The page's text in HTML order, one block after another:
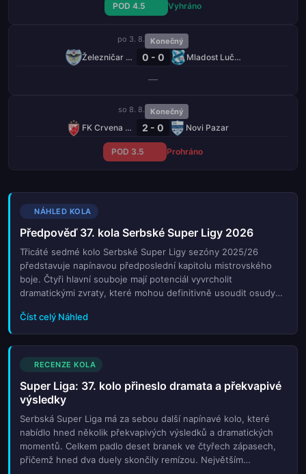
POD 4.5 Vyhráno
po 3. 8. Konečný
Železničar Pančevo 0 - 0 Mladost Lučani
—
so 8. 8. Konečný
FK Crvena Zvezda 2 - 0 Novi Pazar
POD 3.5 Prohráno
NÁHLED KOLA
Předpověď 37. kola Serbské Super Ligy 2026
Třicáté sedmé kolo Serbské Super Ligy sezóny 2025/26
představuje napínavou předposlední kapitolu mistrovského
boje. Čtyři hlavní souboje mají potenciál vyvrcholit
dramatickými zvraty, které mohou definitivně usoudit osudy
soutěži. Náš podrobný rozbor se zaměřuje na aktuální formu
celků, klíčové statistiky a taktické nuance každého střetu.
Zvláštní pozornost věnujeme duelům, kde hraje roli každý bod
pro konečnou klasifikaci. Čtenáře provedeme očekávanými
sestavami a analyzujeme silné i slabé stránky hlavních
protagonistů tohoto kola. Tento přehled slouží jako nezbytný
průvodce pro fanoušky, kteří chtějí být předem informováni o
tom, co může přinést závěrečná fáze serbského šampionátu
před finálním rozhodnutím v posledním kole.
Číst celý Náhled
RECENZE KOLA
Super Liga: 37. kolo přineslo dramata a překvapivé
výsledky
Serbská Super Liga má za sebou další napínavé kolo, které
nabídlo hned několik překvapivých výsledků a dramatických
momentů. Celkem padlo deset branek ve čtyřech zápasech,
přičemž hned dva duely skončily remízou. Největším